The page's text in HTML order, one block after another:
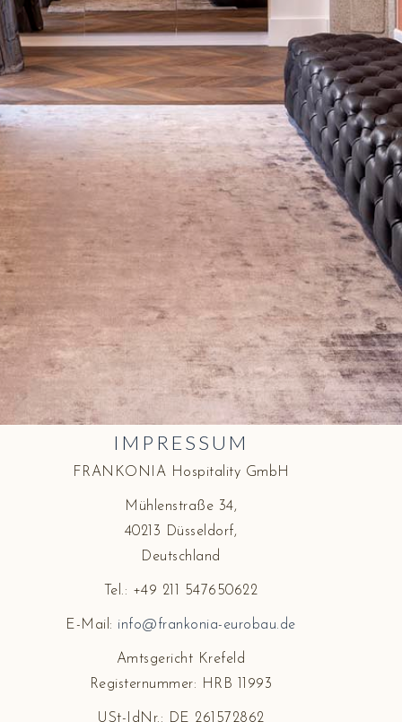
IMPRESSUM
FRANKONIA Hospitality GmbH
Mühlenstraße 34,
40213 Düsseldorf,
Deutschland
Tel.: +49 211 547650622
E-Mail: info@frankonia-eurobau.de
Amtsgericht Krefeld
Registernummer: HRB 11993
USt-IdNr.: DE 261572862